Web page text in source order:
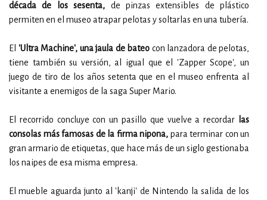
década de los sesenta, de pinzas extensibles de plástico
permiten en el museo atrapar pelotas y soltarlas en una tubería.
El 'Ultra Machine', una jaula de bateo con lanzadora de pelotas,
tiene también su versión, al igual que el 'Zapper Scope', un
juego de tiro de los años setenta que en el museo enfrenta al
visitante a enemigos de la saga Super Mario.
El recorrido concluye con un pasillo que vuelve a recordar las
consolas más famosas de la firma nipona, para terminar con un
gran armario de etiquetas, que hace más de un siglo gestionaba
los naipes de esa misma empresa.
El mueble aguarda junto al 'kanji' de Nintendo la salida de los